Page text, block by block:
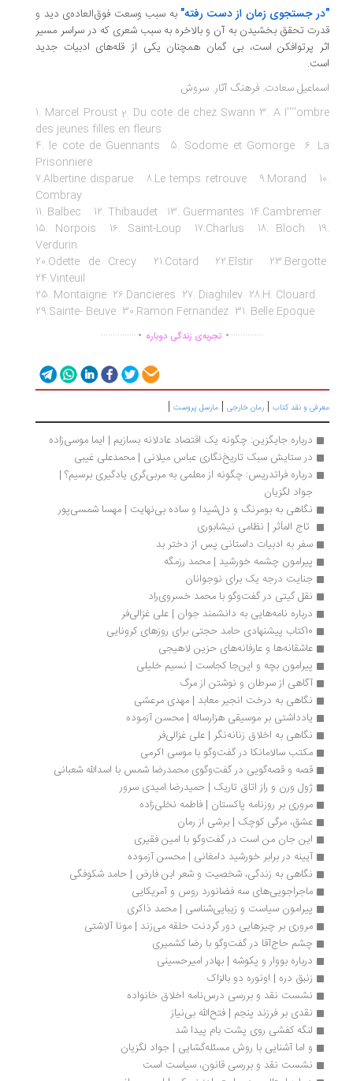
جستجوی زمان از دست رفته"به سبب وسعت فوق‌­العاده‌­ی دید و
تحقق بخشیدن به آن و بالاخره به سبب شعری که در سراسر مسیر
پرتوافکن است، بی گمان همچنان یکی از قله‌­های ادبیات جدید
سعادت. فرهنگ آثار. سروش
1. Marcel Proust 2.Du cote de chez Swann 3. A
des jeunes filles en fleurs
4. le cote de Guennants 5. Sodome et Gomorge 6.
Prisonniere
7.Albertine disparue 8.Le temps retrouve 9.Morand
Combray
11. Balbec 12. Thibaudet 13. Guermantes 14.Cambremer
15. Norpois 16. Saint-Loup 17.Charlus 18. Bloch
Verdurin
20.Odette de Crecy 21.Cotard 22.Elstir
24.Vinteuil
25. Montaigne 26.Dancieres 27. Diaghilev 28.H. Clouard
29.Sainte- Beuve 30.Ramon Fernandez 31. Belle Epoque
................تجربه‌ی زندگی دوباره ...............
و نقد کتاب|رمان خارجی|مارسل پروست|
درباره جایگزین: چگونه یک اقتصاد عادلانه بسازیم | ایما موسی‌زاده
در ستایش سبک تاریخ‌نگاری عباس میلانی | محمدعلی غیبی
درباره فراتدریس: چگونه از معلمی به مربی‌گری یادگیری برسیم؟ |
جواد لگزیان
نگاهی به بومرنگ و دل‌شیدا و ساده‌ بی‌نهایت | مهسا شمسی‌پور
تاج المآثر | نظامی نیشابوری
سفر به ادبیات داستانی پس از دختر بد
پیرامون چشمه خورشید | محمد رزمگه
جنایت درجه یک برای نوجوانان
نقل گیتی در گفت‌وگو با محمد خسروی‌راد
درباره نامه‌هایی به دانشمند جوان | علی غزالی‌فر
عاشقانه‌ها و عارفانه‌های حزین لاهیجی
پیرامون بچه و این‌جا کجاست | نسیم خلیلی
آگاهی از سرطان و نوشتن از مرگ
نگاهی به درخت انجیر معابد | مهدی مرعشی
یادداشتی بر موسیقی هزارساله | محسن آزموده
نگاهی به اخلاق زنانه‌نگر | علی غزالی‌فر
مکتب سالامانکا در گفت‌وگو با موسی اکرمی
قصه و قصه‌گويی در گفت‌وگوی محمدرضا شمس با اسدالله شعبانی
ژول ورن و راز اتاق تاریک | حمیدرضا امیدی سرور
مروری بر روزنامه‌ پاکستان | فاطمه نخلی‌زاده
عشق، مرگی کوچک | برشی از رمان
این جان من است در گفت‌وگو با امین فقیری
آیینه در برابر خورشید دامغانی | محسن آزموده
نگاهی به زندگی، شخصیت و شعر ابن‌ فارض | حامد شکوفگی
ماجراجویی‌های سه‌ فضانورد روس و آمریکایی
پیرامون سیاست و زیبایی‌شناسی | محمد ذاکری
مروری بر چيزهايى دور گردنت حلقه مى‌زند | مونا آلاشتی
چشم حاج‌آقا در گفت‌وگو با رضا کشمیری
درباره بووار و پکوشه | بهادر امیرحسینی
زنبق دره | اونوره دو بالزاک
نشست نقد و بررسی درس‌نامه اخلاق خانواده
نقدی بر فرزند پنجم | فتح‌الله بی‌نیاز
لنگه کفشی روی پشت بام پیدا شد
و اما آشنایی با روش مسئله‌گشایی | جواد لگزیان
نشست نقد و بررسی قانون، سیاست است